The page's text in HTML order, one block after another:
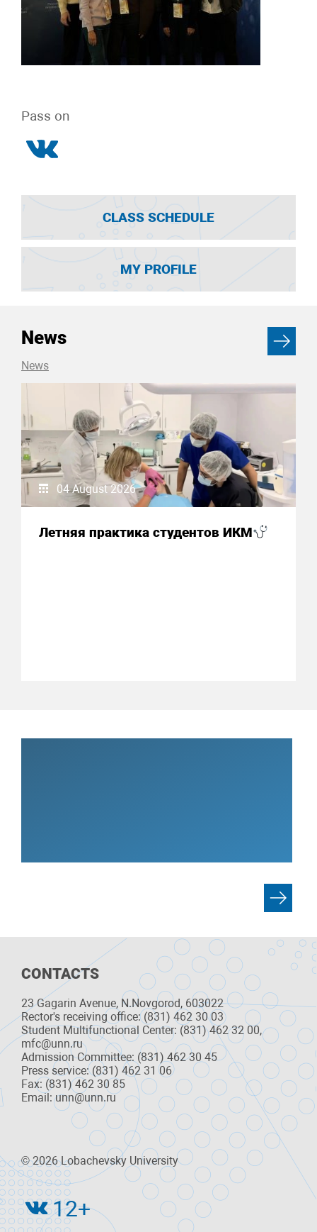
Pass on
CLASS SCHEDULE
MY PROFILE
News
News
04 August 2026
Летняя практика студентов ИКМ
CONTACTS
23 Gagarin Avenue, N.Novgorod, 603022
Rector's receiving office: (831) 462 30 03
Student Multifunctional Center: (831) 462 32 00,
mfc@unn.ru
Admission Committee: (831) 462 30 45
Press service: (831) 462 31 06
Fax: (831) 462 30 85
Email: unn@unn.ru
© 2026 Lobachevsky University
12+